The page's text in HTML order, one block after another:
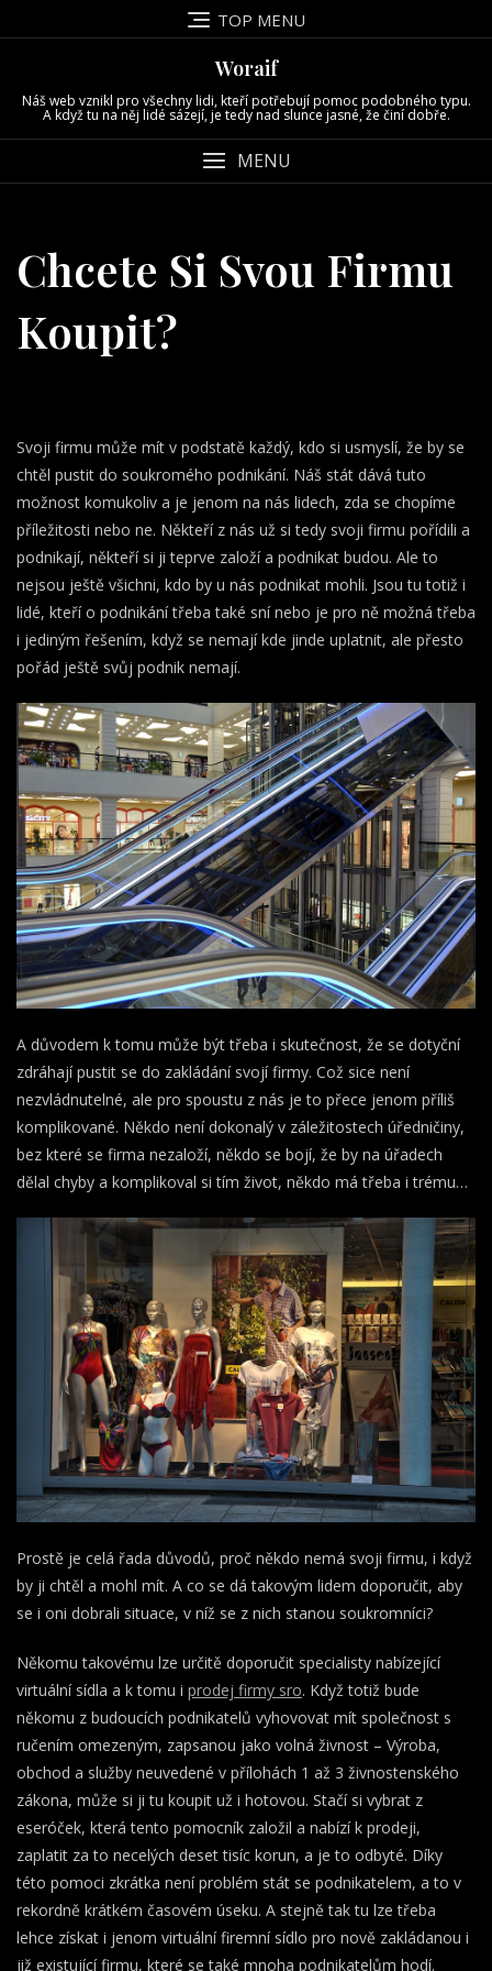
to
TOP MENU
Woraif
Náš web vznikl pro všechny lidi, kteří potřebují pomoc podobného typu.
A když tu na něj lidé sázejí, je tedy nad slunce jasné, že činí dobře.
MENU
Chcete Si Svou Firmu
Koupit?
Svoji firmu může mít v podstatě každý, kdo si usmyslí, že by se
chtěl pustit do soukromého podnikání. Náš stát dává tuto
možnost komukoliv a je jenom na nás lidech, zda se chopíme
příležitosti nebo ne. Někteří z nás už si tedy svoji firmu pořídili a
podnikají, někteří si ji teprve založí a podnikat budou. Ale to
nejsou ještě všichni, kdo by u nás podnikat mohli. Jsou tu totiž i
lidé, kteří o podnikání třeba také sní nebo je pro ně možná třeba
i jediným řešením, když se nemají kde jinde uplatnit, ale přesto
pořád ještě svůj podnik nemají.
A důvodem k tomu může být třeba i skutečnost, že se dotyční
zdráhají pustit se do zakládání svojí firmy. Což sice není
nezvládnutelné, ale pro spoustu z nás je to přece jenom příliš
komplikované. Někdo není dokonalý v záležitostech úředničiny,
bez které se firma nezaloží, někdo se bojí, že by na úřadech
dělal chyby a komplikoval si tím život, někdo má třeba i trému…
Prostě je celá řada důvodů, proč někdo nemá svoji firmu, i když
by ji chtěl a mohl mít. A co se dá takovým lidem doporučit, aby
se i oni dobrali situace, v níž se z nich stanou soukromníci?
Někomu takovému lze určitě doporučit specialisty nabízející
virtuální sídla a k tomu i prodej firmy sro. Když totiž bude
někomu z budoucích podnikatelů vyhovovat mít společnost s
ručením omezeným, zapsanou jako volná živnost – Výroba,
obchod a služby neuvedené v přílohách 1 až 3 živnostenského
zákona, může si ji tu koupit už i hotovou. Stačí si vybrat z
eseróček, která tento pomocník založil a nabízí k prodeji,
zaplatit za to necelých deset tisíc korun, a je to odbyté. Díky
této pomoci zkrátka není problém stát se podnikatelem, a to v
rekordně krátkém časovém úseku. A stejně tak tu lze třeba
lehce získat i jenom virtuální firemní sídlo pro nově zakládanou i
již existující firmu, které se také mnoha podnikatelům hodí.